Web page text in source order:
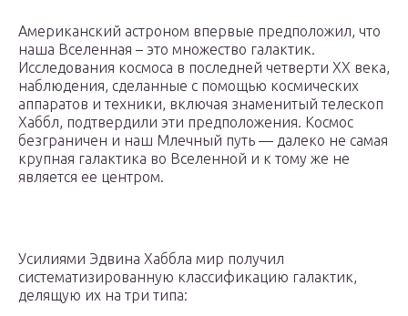
Американский астроном впервые предположил, что
наша Вселенная – это множество галактик.
Исследования космоса в последней четверти XX века,
наблюдения, сделанные с помощью космических
аппаратов и техники, включая знаменитый телескоп
Хаббл, подтвердили эти предположения. Космос
безграничен и наш Млечный путь — далеко не самая
крупная галактика во Вселенной и к тому же не
является ее центром.
Усилиями Эдвина Хаббла мир получил
систематизированную классификацию галактик,
делящую их на три типа: